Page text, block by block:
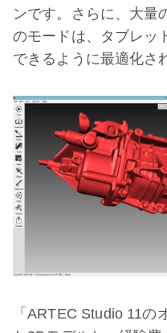
ンです。さらに、大量
のモードは、タブレッ
できるように最適化さ
「ARTEC Studio 11の